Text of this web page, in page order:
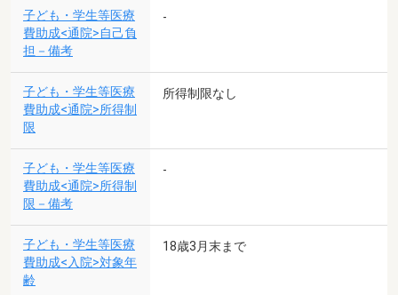
子ども・学生等医療
費助成<通院>自己負
担－備考
-
子ども・学生等医療
費助成<通院>所得制
限
所得制限なし
子ども・学生等医療
費助成<通院>所得制
限－備考
-
子ども・学生等医療
費助成<入院>対象年
齢
18歳3月末まで